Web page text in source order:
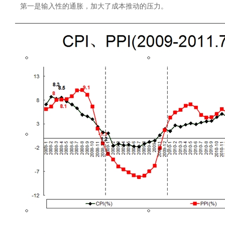
第一是输入性的通胀，加大了成本推动的压力。